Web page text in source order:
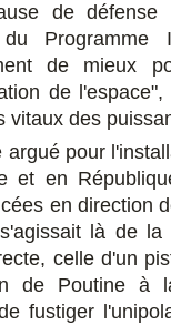
de
du Programme
de mieux
de
vitaux des
argué pour
et en
en direction
là de
celle d'un
de Poutine à
fustiger